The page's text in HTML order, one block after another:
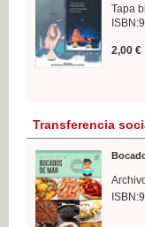
Tapa
2,00 €
Transferencia